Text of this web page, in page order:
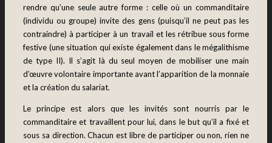
rendre qu’une seule autre forme : celle où un commanditaire
(individu ou groupe) invite des gens (puisqu’il ne peut pas les
contraindre) à participer à un travail et les rétribue sous forme
festive (une situation qui existe également dans le mégalithisme
de type II). Il s’agit là du seul moyen de mobiliser une main
d’œuvre volontaire importante avant l’apparition de la monnaie
et la création du salariat.
Le principe est alors que les invités sont nourris par le
commanditaire et travaillent pour lui, dans le but qu’il a fixé et
sous sa direction. Chacun est libre de participer ou non, rien ne